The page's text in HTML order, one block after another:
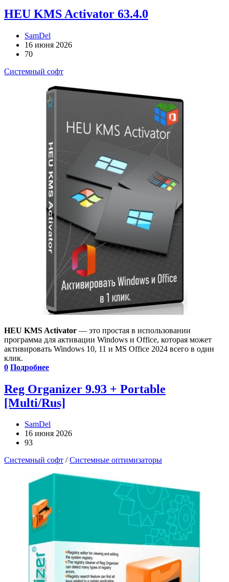
HEU KMS Activator 63.4.0
SamDel
16 июня 2026
70
Системный софт
HEU KMS Activator — это простая в использовании
программа для активации Windows и Office, которая может
активировать Windows 10, 11 и MS Office 2024 всего в один
клик.
0 Подробнее
Reg Organizer 9.93 + Portable
[Multi/Rus]
SamDel
16 июня 2026
93
Системный софт /Системные оптимизаторы